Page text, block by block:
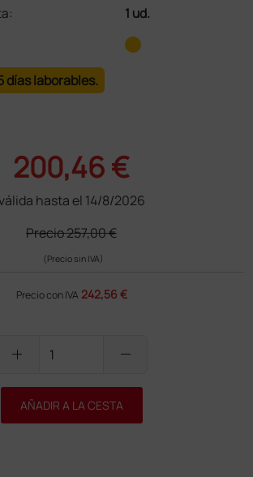
:
1 ud.
días laborables.
200,46 €
hasta el 14/8/2026
Precio257,00 €
(Precio sin IVA)
Precio con IVA 242,56 €
add remove
AÑADIR A LA CESTA